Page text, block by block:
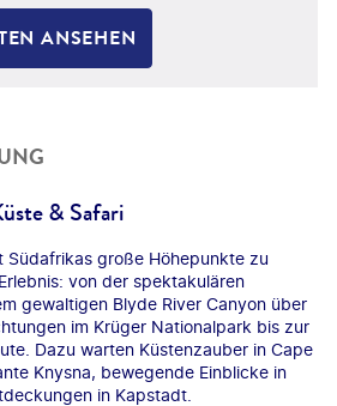
ANSEHEN
& Safari
Südafrikas große Höhepunkte zu
von der spektakulären
gewaltigen Blyde River Canyon über
im Krüger Nationalpark bis zur
Dazu warten Küstenzauber in Cape
Knysna, bewegende Einblicke in
in Kapstadt.